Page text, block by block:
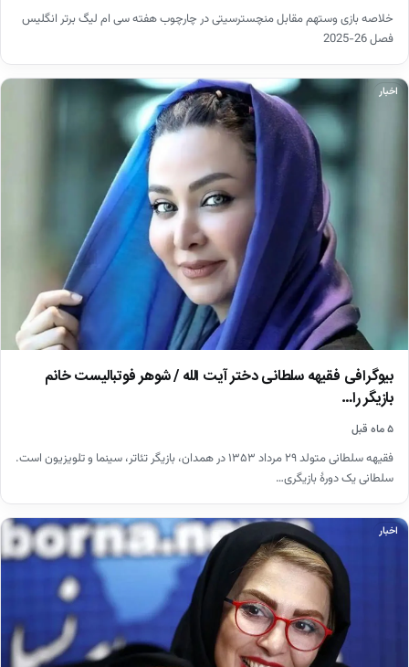
خلاصه بازی وستهم مقابل منچسترسیتی در چارچوب هفته سی ام لیگ برتر انگلیس
فصل 26-2025
اخبار
بیوگرافی فقیهه سلطانی دختر آیت الله / شوهر فوتبالیست خانم
بازیگر را…
۵ ماه قبل
فقیهه سلطانی متولد ۲۹ مرداد ۱۳۵۳ در همدان، بازیگر تئاتر، سینما و تلویزیون است.
سلطانی یک دورهٔ بازیگری…
اخبار